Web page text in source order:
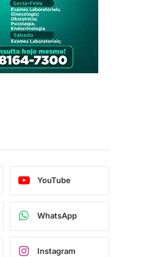
YouTube
WhatsApp
Instagram